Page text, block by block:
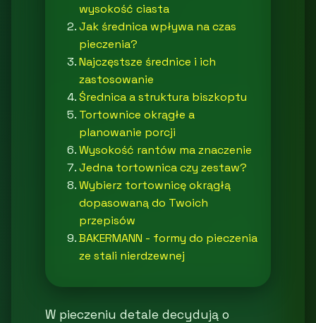
wysokość ciasta
Jak średnica wpływa na czas
pieczenia?
Najczęstsze średnice i ich
zastosowanie
Średnica a struktura biszkoptu
Tortownice okrągłe a
planowanie porcji
Wysokość rantów ma znaczenie
Jedna tortownica czy zestaw?
Wybierz tortownicę okrągłą
dopasowaną do Twoich
przepisów
BAKERMANN - formy do pieczenia
ze stali nierdzewnej
W pieczeniu detale decydują o